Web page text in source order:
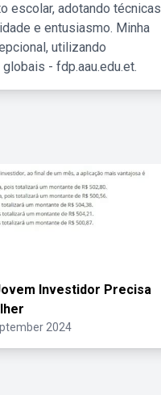
escolar, adotando técnicas
e entusiasmo. Minha
utilizando
- fdp.aau.edu.et.
Investidor Precisa
2024